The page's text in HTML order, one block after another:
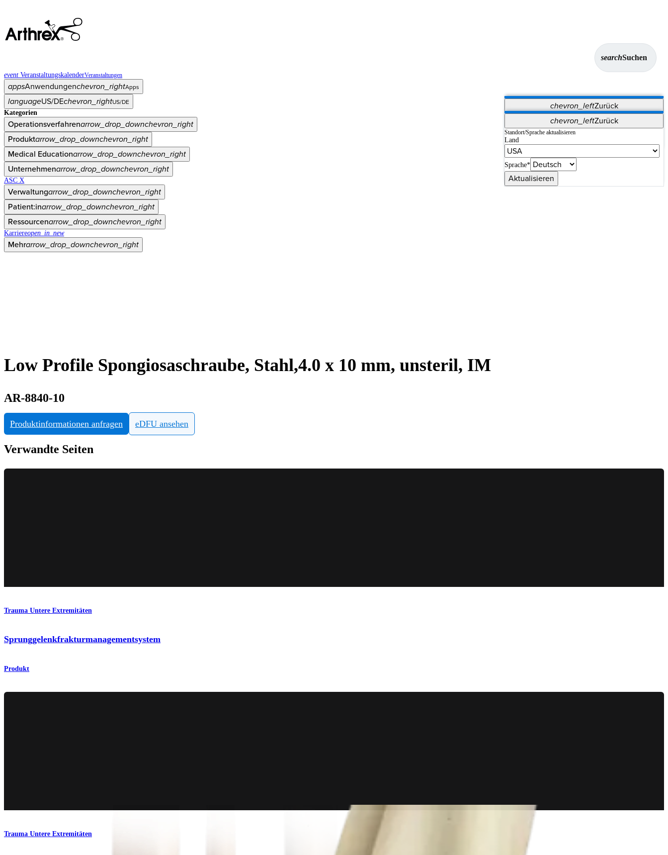
searchSuchen
event VeranstaltungskalenderVeranstaltungen
appsAnwendungenchevron_rightApps
chevron_leftZurück
Vet Systems OrthoPedia Patient
Supplier Portal
Synergy-Bildgebung und -Resektion
languageUS/DEchevron_rightUS/DE
chevron_leftZurück
Standort/Sprache aktualisieren
Land
Sprache*
Aktualisieren
Kategorien
Operationsverfahrenarrow_drop_downchevron_right
Produktarrow_drop_downchevron_right
Medical Educationarrow_drop_downchevron_right
Unternehmenarrow_drop_downchevron_right
ASC X
Verwaltungarrow_drop_downchevron_right
Patient:inarrow_drop_downchevron_right
Ressourcenarrow_drop_downchevron_right
Karriereopen_in_new
Mehrarrow_drop_downchevron_right
Low Profile Spongiosaschraube, Stahl,4.0 x 10 mm, unsteril, IM
AR-8840-10
Produktinformationen anfragen eDFU ansehen
Verwandte Seiten
Trauma Untere Extremitäten
Sprunggelenkfraktur­managementsystem
Produkt
Trauma Untere Extremitäten